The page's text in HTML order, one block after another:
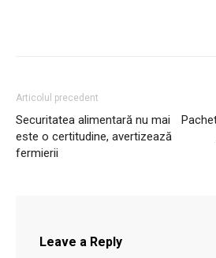
Articolul precedent
Securitatea alimentară nu mai
este o certitudine, avertizează
fermierii
Leave a Reply